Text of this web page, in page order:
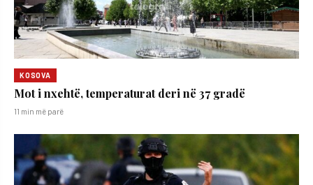
KOSOVA
Mot i nxehtë, temperaturat deri në 37 gradë
11 min më parë